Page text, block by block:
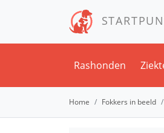
Rashonden
Home Fokkers in beeld